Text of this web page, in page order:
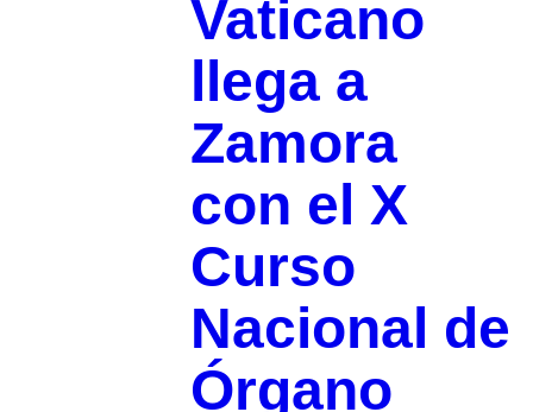
Vaticano
llega a
Zamora
con el X
Curso
Nacional de
Órgano